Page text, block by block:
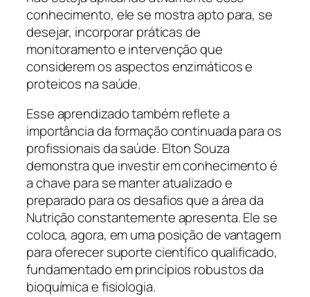
conhecimento, ele se mostra apto para, se
desejar, incorporar práticas de
monitoramento e intervenção que
considerem os aspectos enzimáticos e
proteicos na saúde.
Esse aprendizado também reflete a
importância da formação continuada para os
profissionais da saúde. Elton Souza
demonstra que investir em conhecimento é
a chave para se manter atualizado e
preparado para os desafios que a área da
Nutrição constantemente apresenta. Ele se
coloca, agora, em uma posição de vantagem
para oferecer suporte científico qualificado,
fundamentado em princípios robustos da
bioquímica e fisiologia.